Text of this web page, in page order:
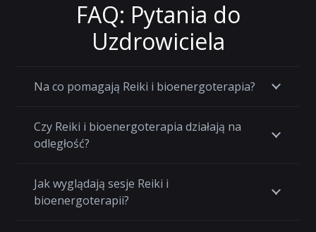
FAQ: Pytania do
Uzdrowiciela
Na co pomagają Reiki i bioenergoterapia?
Czy Reiki i bioenergoterapia działają na
odległość?
Jak wyglądają sesje Reiki i
bioenergoterapii?